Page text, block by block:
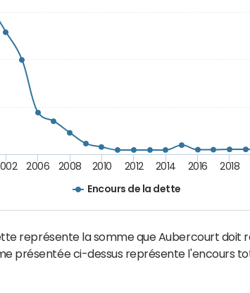
Encours de la dette
2006 2008 2010 2012 2014 2016 2018
représente la somme que Aubercourt doit
présentée ci-dessus représente l'encours